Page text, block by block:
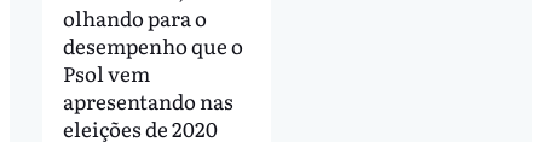
olhando para o
desempenho que o
Psol vem
apresentando nas
eleições de 2020